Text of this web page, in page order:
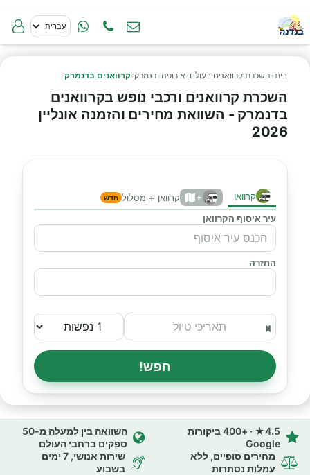
בית› השכרת קרוואנים בעולם › אירופה ›דנמרק›קרוואנים בדנמרק
השכרת קרוואנים ורכבי נופש בקרוואנים
בדנמרק - השוואת מחירים והזמנה אונליין
2026
קרוואן + קרוואן + מסלול חדש
עיר איסוף הקרוואן
החזרה
חפש!
4.5★ · +400 ביקורות
Google
השוואה בין למעלה מ-50
ספקים ברחבי העולם
מחירים סופיים, ללא
עמלות נסתרות
שירות אנושי, 7 ימים
בשבוע